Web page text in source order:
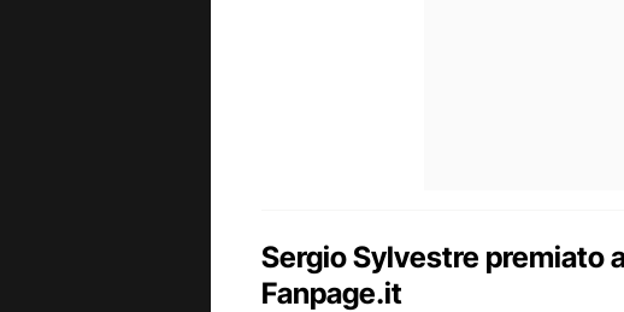
Sergio Sylvestre premiato
Fanpage.it